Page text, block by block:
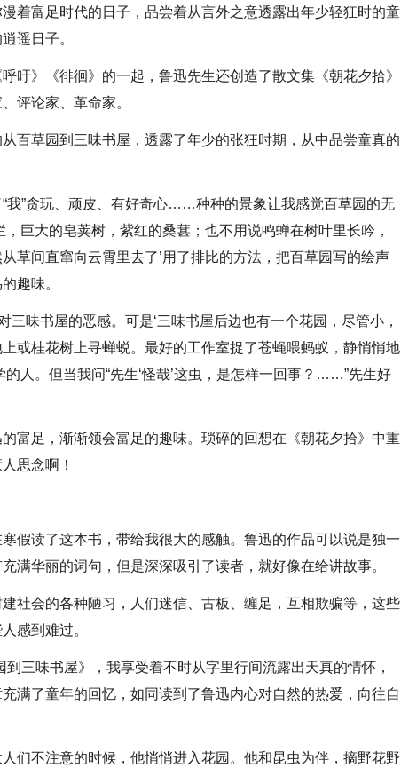
着富足时代的日子，品尝着从言外之意透露出年少轻狂时的童
遥日子。
吁》《徘徊》的一起，鲁迅先生还创造了散文集《朝花夕拾》
评论家、革命家。
百草园到三味书屋，透露了年少的张狂时期，从中品尝童真的
我”贪玩、顽皮、有好奇心……种种的景象让我感觉百草园的无
巨大的皂荚树，紫红的桑葚；也不用说鸣蝉在树叶里长吟，
草间直窜向云霄里去了’用了排比的方法，把百草园写的绘声
趣味。
三味书屋的恶感。可是‘三味书屋后边也有一个花园，尽管小，
或桂花树上寻蝉蜕。最好的工作室捉了苍蝇喂蚂蚁，静悄悄地
人。但当我问“先生‘怪哉’这虫，是怎样一回事？……”先生好
富足，渐渐领会富足的趣味。琐碎的回想在《朝花夕拾》中重
思念啊！
假读了这本书，带给我很大的感触。鲁迅的作品可以说是独一
满华丽的词句，但是深深吸引了读者，就好像在给讲故事。
社会的各种陋习，人们迷信、古板、缠足，互相欺骗等，这些
感到难过。
三味书屋》，我享受着不时从字里行间流露出天真的情怀，
满了童年的回忆，如同读到了鲁迅内心对自然的热爱，向往自
们不注意的时候，他悄悄进入花园。他和昆虫为伴，摘野花野